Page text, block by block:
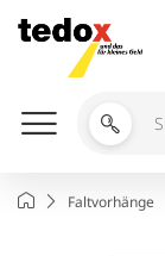
Inhalt
springen
Shop
durchsuchen
StartseiteFaltvorhänge